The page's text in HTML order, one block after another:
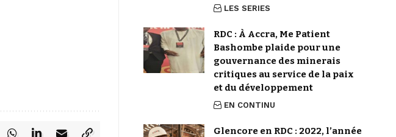
LES SERIES
RDC : À Accra, Me Patient
Bashombe plaide pour une
gouvernance des minerais
critiques au service de la paix
et du développement
EN CONTINU
Glencore en RDC : 2022, l’année